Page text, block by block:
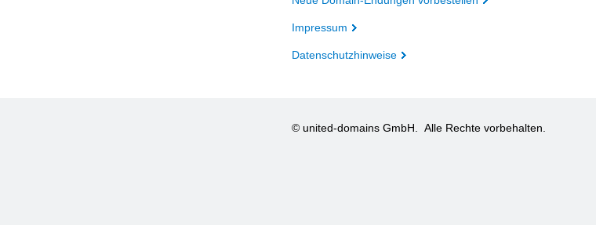
Impressum
Datenschutzhinweise
© united-domains GmbH. Alle Rechte vorbehalten.